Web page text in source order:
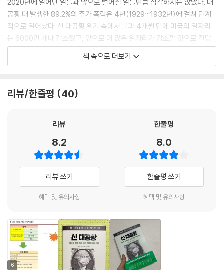
공황 때 발생한 89.2%의 주가 폭락은 4년(1929~1932년)에 걸쳐 단계
적으로 일어났다. 신 대공황 위기 속에서 불과 4개월 만에 미국의 일자리
는 6000만 개나 감소했고, 앞으로 더 많은 일자리가 감소할 것으로 전망
되고 있다.
다 그 영향력이 더 광범위한 새로운 불황에 진입했다고 할 수 있다. 불황은
는 경제 지표도 중요하지만, 사람들의 행동 변화는 그보다 더 중요하다. 성
데믹 이전의 생산 수준을 회복하는 데에는 수년이 걸릴 것이다. 실업률이
감소하기 시작하겠지만 워낙 높았던 실업률을 고려하면 노동자 수백만 명
이 앞으로 몇 년은 더 힘든 시기를 보내게 될 것이다. 경제 지표를 떠나서
사람들의 행동 변화가 세대를 넘나들며 경제에 상당한 영향을 미치게 될
것이다. 아무리 백악관이 ‘좋았던 옛 시절’을 들먹거리며 돈을 빌려 쓰라고
절은 끝났다.
--- 24쪽
시간이 지나 때가 되면 2020년 미국의 봉쇄 조치는 역대 최악의 정책 실수
로 평가될 것이다. 봉쇄 조치로 잃게 된 부와 소득은 수조 달러에 달할 것이
책 속으로 더보기
리뷰/한줄평 40
리뷰
8.2
리뷰 쓰기
혜택 및 유의사항
한줄평
8.0
한줄평 쓰기
혜택 및 유의사항
6